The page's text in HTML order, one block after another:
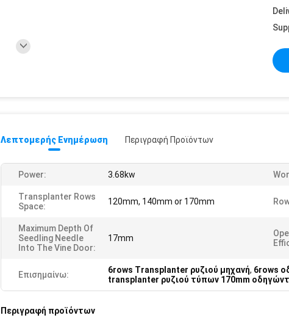
Λεπτομερής Ενημέρωση Περιγραφή Προϊόντων
Power: 3.68kw
Transplanter Rows
Space:
120mm, 140mm or 170mm
Maximum Depth Of
Seedling Needle
Into The Vine Door:
17mm
Επισημαίνω: 6rows Transplanter ρυζιού μηχανή, 6rows
transplanter ρυζιού τύπων 170mm
Περιγραφή προϊόντων